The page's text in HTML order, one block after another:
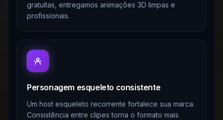
gratuitas, entregamos animações 3D limpas e
profissionais.
Personagem esqueleto consistente
Um host esqueleto recorrente fortalece sua marca.
Consistência entre clipes torna o formato mais